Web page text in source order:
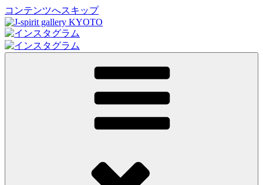
コンテンツへスキップ
J-spirit gallery KYOTO
J-spirit galleryは、明治期に建てられた京町家を改装したギャ
ラリーです。 ご縁を頂いております工芸作家、アーティスト
の方々の作品をご紹介しております。 お気軽にお問い合わ
せ、またお立ち寄り頂ければ幸甚です。